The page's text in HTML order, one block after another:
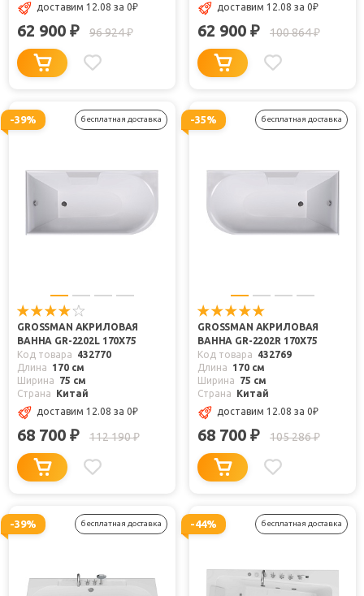
доставим 12.08 за 0₽
62 900 ₽ 96 924₽
доставим 12.08 за 0₽
62 900 ₽ 100 864₽
-39% бесплатная доставка
GROSSMAN АКРИЛОВАЯ
ВАННА GR-2202L 170X75
Код товара
432770
Длина
170 см
Ширина
75 см
Страна
Китай
доставим 12.08 за 0₽
68 700 ₽ 112 190₽
-35% бесплатная доставка
GROSSMAN АКРИЛОВАЯ
ВАННА GR-2202R 170X75
Код товара
432769
Длина
170 см
Ширина
75 см
Страна
Китай
доставим 12.08 за 0₽
68 700 ₽ 105 286₽
-39% бесплатная доставка -44% бесплатная доставка